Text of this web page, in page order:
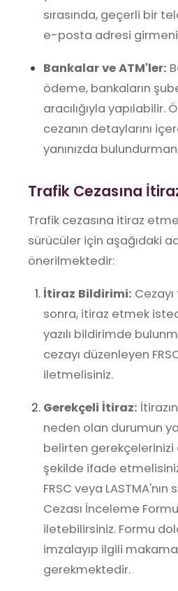
sırasında, geçerli bir
e-posta adresi
Bankalar ve ATM'ler:
ödeme, bankaların
aracılığıyla yapılabilir.
cezanın detaylarını
yanınızda
Trafik Cezasına
Trafik cezasına itiraz
sürücüler için aşağıdaki
önerilmektedir:
İtiraz Bildirimi:
sonra, itiraz etmek
yazılı bildirimde
cezayı düzenleyen
iletmelisiniz.
Gerekçeli İtiraz:
neden olan durumun
belirten gerekçelerinizi
şekilde ifade
FRSC veya LASTMA'nın
Cezası İnceleme
iletebilirsiniz. Formu
imzalayıp ilgili
gerekmektedir.